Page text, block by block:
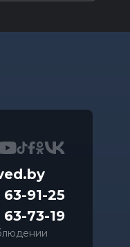
91-25
73-19